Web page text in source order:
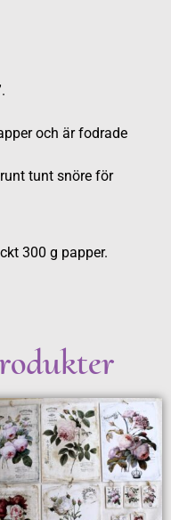
och är fodrade
tunt snöre för
300 g papper.